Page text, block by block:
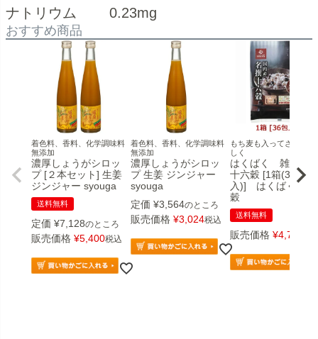
ナトリウム 0.23mg
おすすめ商品
着色料、香料、化学調味料
無添加
濃厚しょうがシロッ
プ [２本セット] 生姜
ジンジャー syouga
送料無料
定価 ¥7,128のところ
販売価格 ¥5,400税込
着色料、香料、化学調味料
無添加
濃厚しょうがシロッ
プ 生姜 ジンジャー
syouga
定価 ¥3,564のところ
販売価格 ¥3,024税込
もち麦も入ってさらに美
しく
はくばく 雑穀 名
十六穀 [1箱(36包
入)] はくばく 十六
穀
送料無料
販売価格 ¥4,770